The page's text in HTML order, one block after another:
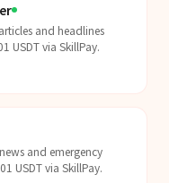
and headlines
USDT via SkillPay.
and emergency
USDT via SkillPay.